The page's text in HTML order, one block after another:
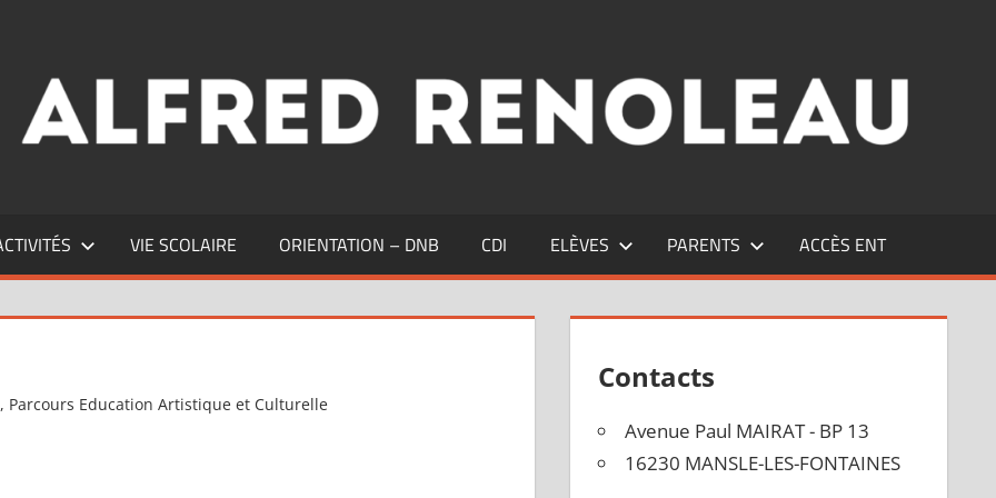
VIE SCOLAIRE ORIENTATION – DNB CDI ELÈVES PARENTS ACCÈS ENT
, Parcours Education Artistique et Culturelle
Contacts
Avenue Paul MAIRAT - BP 13
16230 MANSLE-LES-FONTAINES